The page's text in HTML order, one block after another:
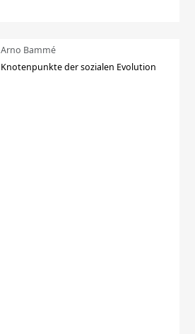
Arno Bammé
Knotenpunkte der sozialen Evolution